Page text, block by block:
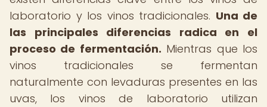
laboratorio y los vinos tradicionales. Una de
las principales diferencias radica en el
proceso de fermentación. Mientras que los
vinos tradicionales se fermentan
naturalmente con levaduras presentes en las
uvas, los vinos de laboratorio utilizan